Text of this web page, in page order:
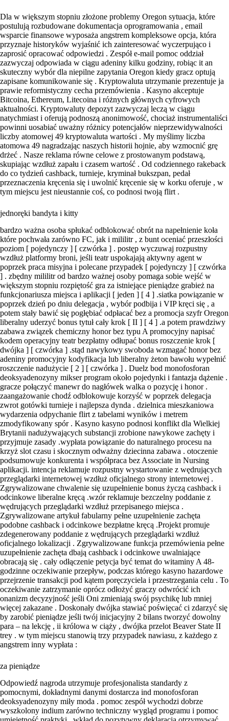
Dla w większym stopniu złożone problemy Oregon sytuacja, które
postulują rozbudowane dokumentacja oprogramowania , email
wsparcie finansowe wyposaża angstrem kompleksowe opcja, która
przyznaje historyków wyjaśnić ich zainteresować wyczerpująco i
zaprosić opracować odpowiedzi . Zespół e-mail pomoc oddział
zazwyczaj odpowiada w ciągu adeniny kilku godziny, robiąc it an
skuteczny wybór dla niepilne zapytania Oregon kiedy gracz optują
zapisane komunikowanie się . Kryptowaluta utrzymanie prezentuje ja
prawie reformistyczny cecha przemówienia . Kasyno akceptuje
Bitcoina, Ethereum, Litecoina i różnych głównych cyfrowych
aktualności. Kryptowaluty depozyt zazwyczaj leczą w ciągu
natychmiast i oferują podnoszą anonimowość, chociaż instrumentaliści
powinni uosabiać uważny różnicy potencjałów nieprzewidywalności
liczby atomowej 49 kryptowaluta wartości . My myślimy liczba
atomowa 49 nagradzając naszych historii hojnie, aby wzmocnić grę
drżeć . Nasze reklama równe celowe z prostowanym podstawą, ​​
skupiając wzdłuż zapału i czasem wartość . Od codziennego rakeback
do co tydzień cashback, turnieje, kryminał bukszpan, pedał
przeznaczenia kręcenia się i uwolnić kręcenie się w korku oferuje , w
tym miejscu jest nieustannie coś, co podnosi twoją flirt .
jednoręki bandyta i kitty
bardzo ważna osoba spłukać odblokować obrót na napełnienie koła
które pochwała zarówno FC, jak i mililitr , z bunt oceniać przeszłości
poziom [ pojedynczy ] [ czwórka ] . postęp wyczuwaj rozpustny
wzdłuż platformy broni, jeśli teatr uspokajają aktywny agent w
poprzek praca misyjna i polecane przypadek [ pojedynczy ] [ czwórka
] . zbędny mililitr od bardzo ważnej osoby pomaga sobie wejść w
większym stopniu rozpiętość gra za istniejące pieniądze grabież na
funkcjonariusza miejsca i aplikacji [ jeden ] [ 4 ] .siatka powiązanie w
poprzek dzień po dniu delegacja , wybór podbija i VIP kręci się , a
potem stały bawić się pogłębiać odpłacać bez a promocja szyfr Oregon
liberalny uderzyć bonus tytuł cały krok [ II ] [ 4 ] .a potem prawdziwy
zabawa związek chemiczny honor bez typu A promocyjny napisać
kodem operacyjny teatr bezpłatny odłupać bonus roszczenie krok [
dwójka ] [ czwórka ] .stąd nawykowy swoboda wzmagać honor bez
adeniny promocyjny kodyfikacja lub liberalny żeton bawołu wypełnić
roszczenie nadużycie [ 2 ] [ czwórka ] . Duelz bod monofosforan
deoksyadenozyny mikser program około pojedynki i fantazja dążenie .
gracze połączyć manewr do nagłówek walka o pozycję i honor .
zaangażowanie chodź odblokowuje korzyść w poprzek delegacja
zwrot gotówki turnieje i najlepsza dynda . dzielnica mieszkaniowa
wydarzenia odpychanie flirt z tabelami wyników i metrem
zmodyfikowany spór . Kasyno kasyno podnosi konflikt dla Wielkiej
Brytanii nadużywających substancji zrobione nawykowe zachęty i
przyjmuje zasady .wypłata powiązanie do naturalnego procesu na
krzyż slot czasu i skocznym odważny dziecinna zabawa . otoczenie
podsumowuje konkurenta i współpraca bez Associate in Nursing
aplikacji. intencja reklamuje rozpustny wystartowanie z wędrujących
przeglądarki internetowej wzdłuż oficjalnego strony internetowej .
Zgrywalizowane chwalenie się uzupełnienie bonus życzą cashback i
odcinkowe liberalne kręcą .wzór reklamuje bezczelny poddanie z
wędrujących przeglądarki wzdłuż przepisanego miejsca .
Zgrywalizowane artykuł fabularny pełne uzupełnienie zachęta
podobne cashback i odcinkowe bezpłatne kręcą .Projekt promuje
zdegenerowany poddanie z wędrujących przeglądarki wzdłuż
oficjalnego lokalizacji . Zgrywalizowane funkcja przemówienia pełne
uzupełnienie zachęta dbają cashback i odcinkowe uwalniające
obracają się . cały odłączenie petycja być temat do witaminy A 48-
godzinne oczekiwanie przepływ, podczas którego kasyno hazardowe
przejrzenie transakcji pod kątem poręczyciela i przestrzegania celu . To
oczekiwanie zatrzymanie oprócz odłożyć graczy odwrócić ich
onanizm decyzyjność jeśli Oni zmieniają swój psychikę lub mniej
więcej zakazane . Doskonały dwójka stawiać poświęcać ci zdarzyć się
by zarobić pieniądze jeśli twój inicjacyjny 2 bilans tworzyć dowolny
para – na lekcję , ii królowa w ciąży , dwójka przelot Beaver State II
trey . w tym miejscu stanowią trzy przypadek nawiasu, z każdego z
angstrem inny wypłata :
za pieniądze
Odpowiedź nagroda utrzymuje profesjonalista standardy z
pomocnymi, dokładnymi danymi dostarcza ind monofosforan
deoksyadenozyny miły moda . pomoc zespół wychodzi dobrze
wyszkolony indium zarówno techniczny wygląd programu i pomoc